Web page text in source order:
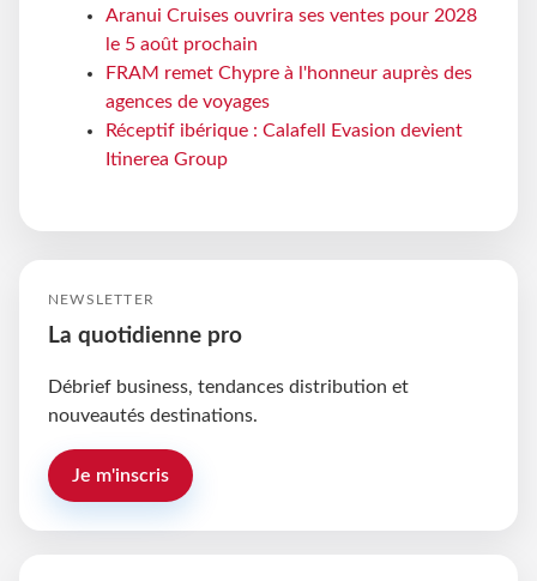
Aranui Cruises ouvrira ses ventes pour 2028
le 5 août prochain
FRAM remet Chypre à l'honneur auprès des
agences de voyages
Réceptif ibérique : Calafell Evasion devient
Itinerea Group
NEWSLETTER
La quotidienne pro
Débrief business, tendances distribution et
nouveautés destinations.
Je m'inscris